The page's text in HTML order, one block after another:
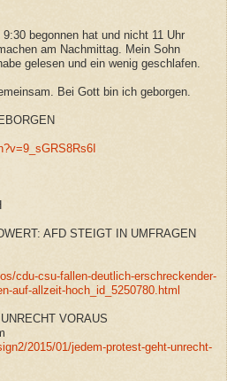
begonnen hat und nicht 11 Uhr
am Nachmittag. Mein Sohn
gelesen und ein wenig geschlafen.
Bei Gott bin ich geborgen.
AFD STEIGT IN UMFRAGEN
cdu-csu-fallen-deutlich-erschreckender-
auf-allzeit-hoch_id_5250780.html
VORAUS
2015/01/jedem-protest-geht-unrecht-